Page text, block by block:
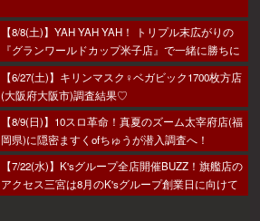
【8/8(土)】YAH YAH YAH！ トリプル末広がりの
『グランワールドカップ米子店』で一緒に勝ちに
行こうか～！
【6/27(土)】キリンマスク♀ベガビック1700枚方店
(大阪府大阪市)調査結果♡
【8/9(日)】10スロ革命！真夏のズーム太宰府店(福
岡県)に隠密ますくofちゅうが潜入調査へ！
【7/22(水)】K'sグループ全店開催BUZZ！旗艦店の
アクセス三宮は8月のK'sグループ創業日に向けて